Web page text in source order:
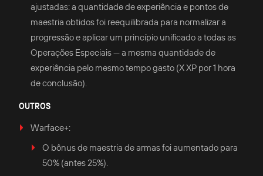
ajustadas: a quantidade de experiência e pontos de
maestria obtidos foi reequilibrada para normalizar a
progressão e aplicar um princípio unificado a todas as
Operações Especiais — a mesma quantidade de
experiência pelo mesmo tempo gasto (X XP por 1 hora
de conclusão).
OUTROS
Warface+:
O bônus de maestria de armas foi aumentado para
50% (antes 25%).